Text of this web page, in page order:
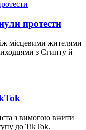
протести
місцевими жителями
з Єгипту й
з вимогою вжити
до TikTok.